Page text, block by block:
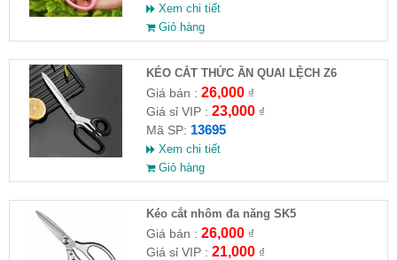
Xem chi tiết
Giỏ hàng
KÉO CẮT THỨC ĂN QUAI LỆCH Z6
Giá bán : 26,000₫
Giá sỉ VIP : 23,000₫
Mã SP: 13695
Xem chi tiết
Giỏ hàng
Kéo cắt nhôm đa năng SK5
Giá bán : 26,000₫
Giá sỉ VIP : 21,000₫